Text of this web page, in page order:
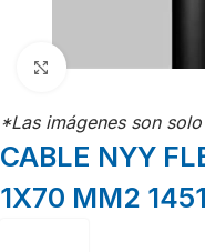
Click para
*Las imágenes son
CABLE NYY
1X70 MM2